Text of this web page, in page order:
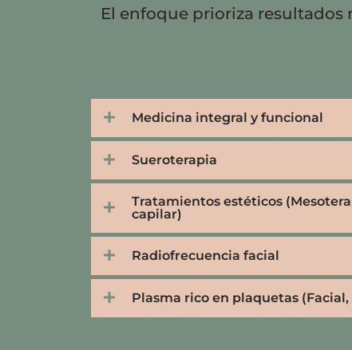
El enfoque prioriza resultados
Medicina integral y funcional
Sueroterapia
Tratamientos estéticos
capilar)
Radiofrecuencia facial
Plasma rico en plaquetas